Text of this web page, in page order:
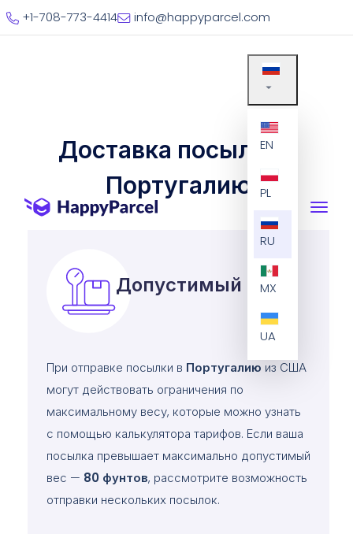
+1-708-773-4414 info@happyparcel.com
EN
PL
RU
MX
UA
Доставка посылок в
Португалию
Допустимый вес
При отправке посылки в Португалию из США
могут действовать ограничения по
максимальному весу, которые можно узнать
с помощью калькулятора тарифов. Если ваша
посылка превышает максимально допустимый
вес — 80 фунтов, рассмотрите возможность
отправки нескольких посылок.